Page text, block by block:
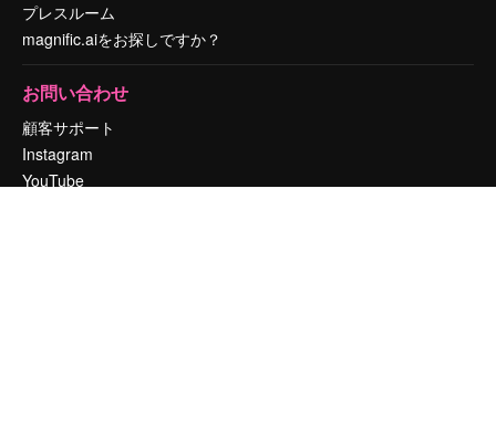
プレスルーム
magnific.aiをお探しですか？
お問い合わせ
顧客サポート
Instagram
YouTube